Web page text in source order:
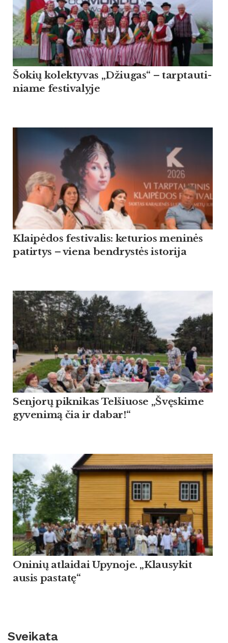
Šo­kių ko­lek­ty­vas „Džiu­gas“ – tarp­tau­ti­
nia­me fes­ti­va­ly­je
Klaipėdos festivalis: keturios meninės
patirtys – viena bendrystės istorija
Sen­jorų pik­ni­kas Tel­šiuo­se „Švęski­me
gy­ve­nimą čia ir da­bar!“
Oninių atlaidai Upynoje. „Klausykit
ausis pastatę“
Sveikata